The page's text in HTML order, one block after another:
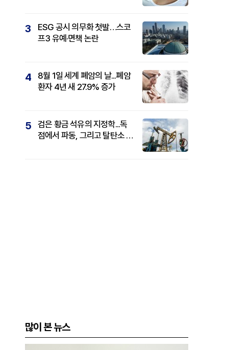
3
ESG 공시 의무화 첫발…스코
프3 유예·면책 논란
4
8월 1일 세계 폐암의 날...폐암
환자 4년 새 27.9% 증가
5
검은 황금 석유의 지정학...독
점에서 파동, 그리고 탈탄소 패
많이 본 뉴스